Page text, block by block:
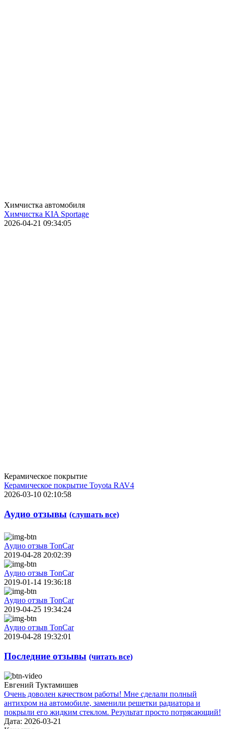
Химчистка автомобиля
Химчистка KIA Sportage
2026-04-21 09:34:05
Керамическое покрытие
Керамическое покрытие Toyota RAV4
2026-03-10 02:10:58
Аудио отзывы (слушать все)
Аудио отзыв TonCar
2019-04-28 20:02:39
Аудио отзыв TonCar
2019-01-14 19:36:18
Аудио отзыв TonCar
2019-04-25 19:34:24
Аудио отзыв TonCar
2019-04-28 19:32:01
Последние отзывы (читать все)
Евгений Туктамишев
Очень доволен качеством работы! Мне сделали полный
антихром на автомобиле, заменили решетки радиатора и
покрыли его жидким стеклом. Результат просто потрясающий!
Дата: 2026-03-21